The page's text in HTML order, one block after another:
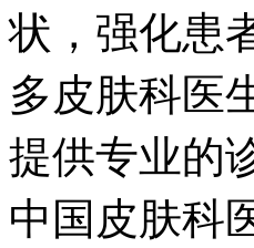
状，强化患
多皮肤科医
提供专业的
中国皮肤科